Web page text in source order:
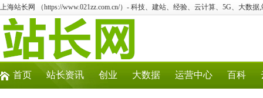
上海站长网 （https://www.021zz.com.cn/）- 科技、建站、经验、云计算、5G、大数据
首页 站长资讯 创业 大数据 运营中心 百科